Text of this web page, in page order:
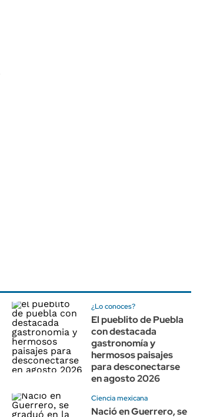
¿Lo conoces?
El pueblito de Puebla
con destacada
gastronomía y
hermosos paisajes
para desconectarse
en agosto 2026
Ciencia mexicana
Nació en Guerrero, se